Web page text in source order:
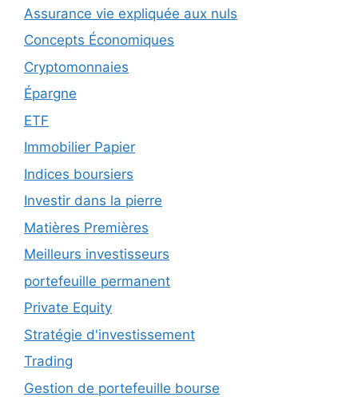
Assurance vie expliquée aux nuls
Concepts Économiques
Cryptomonnaies
Épargne
ETF
Immobilier Papier
Indices boursiers
Investir dans la pierre
Matières Premières
Meilleurs investisseurs
portefeuille permanent
Private Equity
Stratégie d'investissement
Trading
Gestion de portefeuille bourse